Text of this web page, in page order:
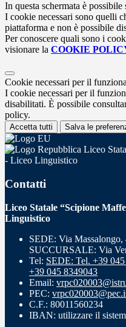
In questa schermata è
I cookie necessari sono quelli
piattaforma e non è possibile
Per conoscere quali sono i
visionare la COOKIE
Cookie necessari per il
I cookie necessari per il
disabilitati. È possibile
policy.
Accetta tutti Salva le
Liceo
- Liceo Linguistico
Contatti
Liceo Statale “Scipione
Linguistico
SEDE: Via Massalongo,
SUCCURSALE: Via
Tel: SEDE: Tel. +39
+39 045 8349043
Email:
PEC:
C.F.: 80011560234
IBAN: utilizzare il